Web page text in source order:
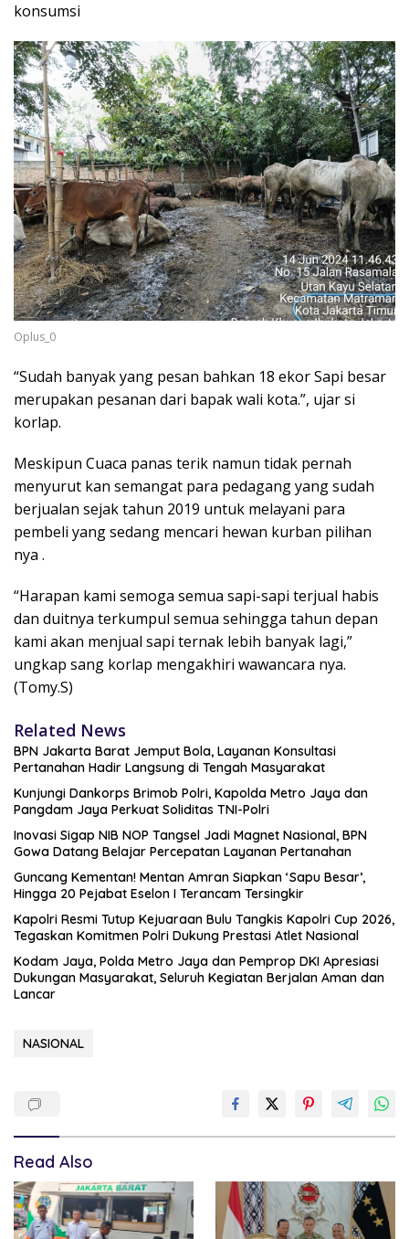
konsumsi
Oplus_0
“Sudah banyak yang pesan bahkan 18 ekor Sapi besar
merupakan pesanan dari bapak wali kota.”, ujar si
korlap.
Meskipun Cuaca panas terik namun tidak pernah
menyurut kan semangat para pedagang yang sudah
berjualan sejak tahun 2019 untuk melayani para
pembeli yang sedang mencari hewan kurban pilihan
nya .
“Harapan kami semoga semua sapi-sapi terjual habis
dan duitnya terkumpul semua sehingga tahun depan
kami akan menjual sapi ternak lebih banyak lagi,”
ungkap sang korlap mengakhiri wawancara nya.
(Tomy.S)
Related News
BPN Jakarta Barat Jemput Bola, Layanan Konsultasi
Pertanahan Hadir Langsung di Tengah Masyarakat
Kunjungi Dankorps Brimob Polri, Kapolda Metro Jaya dan
Pangdam Jaya Perkuat Soliditas TNI-Polri
Inovasi Sigap NIB NOP Tangsel Jadi Magnet Nasional, BPN
Gowa Datang Belajar Percepatan Layanan Pertanahan
Guncang Kementan! Mentan Amran Siapkan ‘Sapu Besar’,
Hingga 20 Pejabat Eselon I Terancam Tersingkir
Kapolri Resmi Tutup Kejuaraan Bulu Tangkis Kapolri Cup 2026,
Tegaskan Komitmen Polri Dukung Prestasi Atlet Nasional
Kodam Jaya, Polda Metro Jaya dan Pemprop DKI Apresiasi
Dukungan Masyarakat, Seluruh Kegiatan Berjalan Aman dan
Lancar
NASIONAL
Read Also